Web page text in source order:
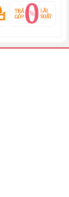
sâu và hiệu ứng